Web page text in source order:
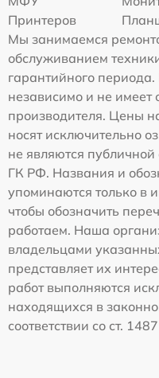
Принтеров
Мы занимаемся
обслуживанием
гарантийного
независимо и не
производителя. Цены
носят исключительно
не являются публичной
ГК РФ. Названия и
упоминаются только
чтобы обозначить
работаем. Наша
владельцами
представляет их
работ выполняются
находящихся в
соответствии со ст.